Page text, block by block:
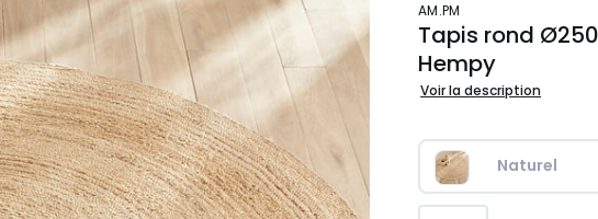
AM.PM
Tapis rond
Hempy
Voir la description
Naturel